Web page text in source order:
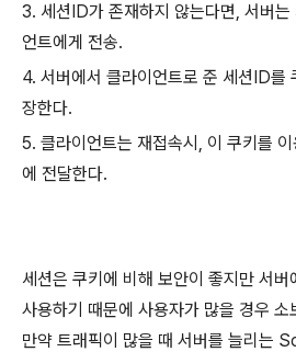
3. 세션ID가 존재하지 않는다면, 서버는
언트에게 전송.
4. 서버에서 클라이언트로 준 세션ID를
장한다.
5. 클라이언트는 재접속시, 이 쿠키를
에 전달한다.
세션은 쿠키에 비해 보안이 좋지만 서버
사용하기 때문에 사용자가 많을 경우 소
만약 트래픽이 많을 때 서버를 늘리는